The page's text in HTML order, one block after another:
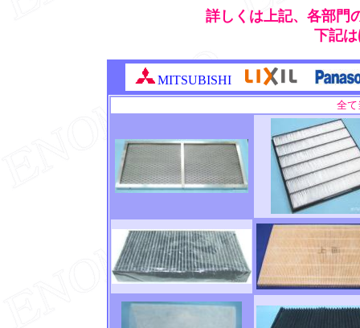
詳しくは上記、各部門
下記
MITSUBISHI
全て